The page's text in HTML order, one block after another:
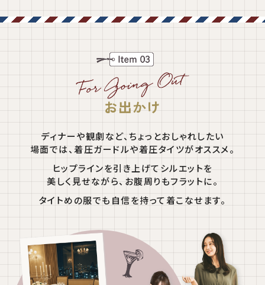
お出かけ
ディナーや観劇など、ちょっとおしゃれしたい
場面では、着圧ガードルや着圧タイツがオススメ。
ヒップラインを引き上げてシルエットを
美しく見せながら、お腹周りもフラットに。
タイトめの服でも自信を持って着こなせます。